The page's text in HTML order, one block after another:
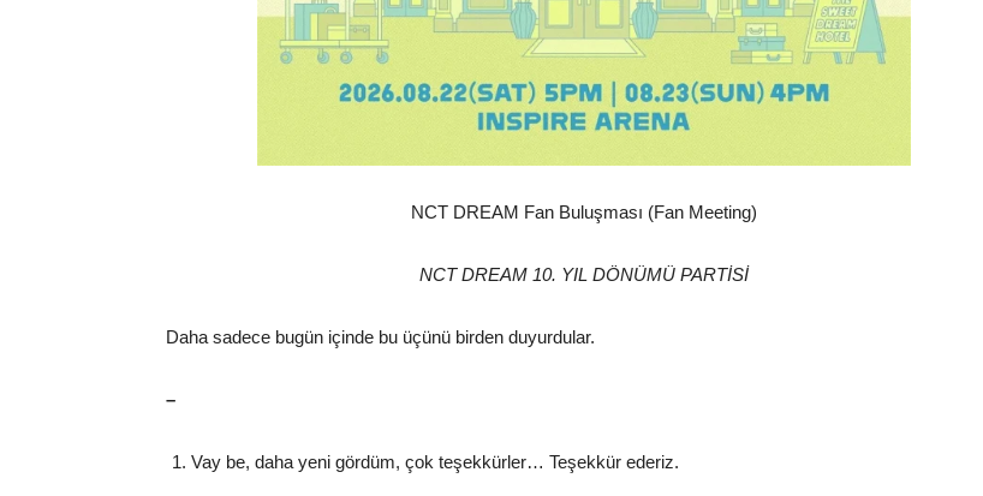
NCT DREAM Fan Buluşması (Fan Meeting)
NCT DREAM 10. YIL DÖNÜMÜ PARTİSİ
Daha sadece bugün içinde bu üçünü birden duyurdular.
–
Vay be, daha yeni gördüm, çok teşekkürler… Teşekkür ederiz.